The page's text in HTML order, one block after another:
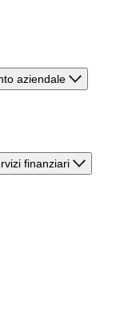
aziendale
finanziari